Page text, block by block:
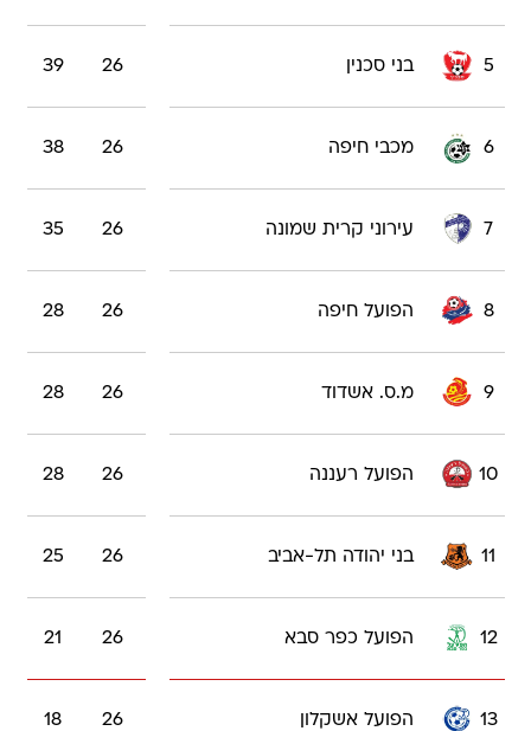
5 בני סכנין 26
39
6 מכבי חיפה 26
38
7 עירוני קרית שמונה 26
35
8 הפועל חיפה 26
28
9 מ.ס. אשדוד 26
28
10 הפועל רעננה 26
28
11 בני יהודה תל-אביב 26
25
12 הפועל כפר סבא 26
21
13 הפועל אשקלון 26
18